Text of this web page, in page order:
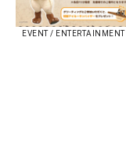
EVENT / ENTERTAINMENT